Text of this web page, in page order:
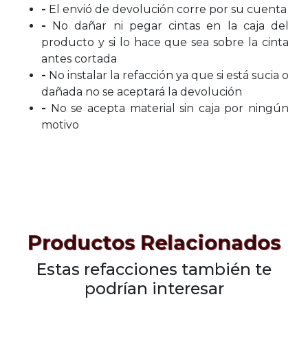
- El envió de devolución corre por su cuenta
- No dañar ni pegar cintas en la caja del
producto y si lo hace que sea sobre la cinta
antes cortada
- No instalar la refacción ya que si está sucia o
dañada no se aceptará la devolución
- No se acepta material sin caja por ningún
motivo
Productos Relacionados
Estas refacciones también te
podrían interesar